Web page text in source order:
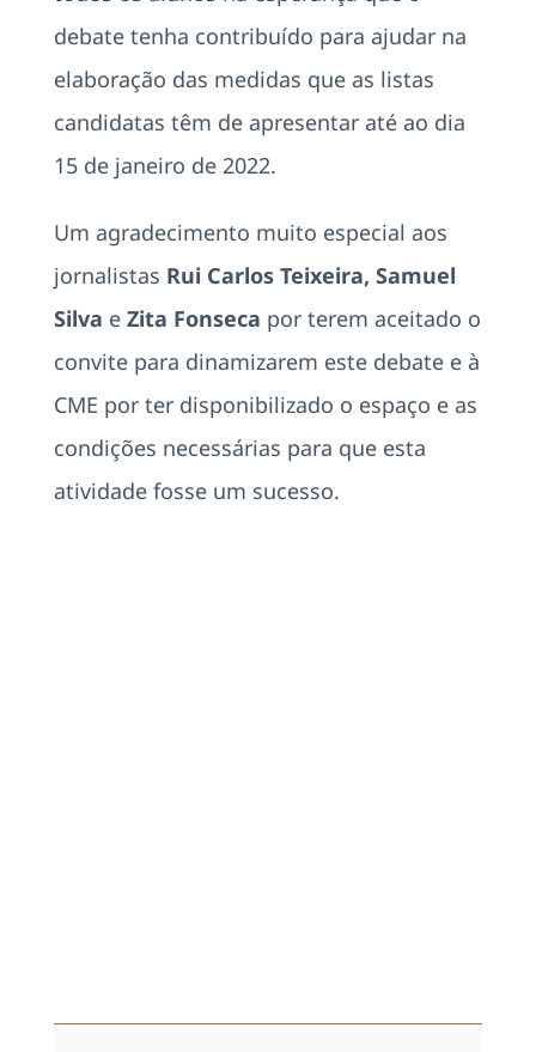
debate tenha contribuído para ajudar na
elaboração das medidas que as listas
candidatas têm de apresentar até ao dia
15 de janeiro de 2022.
Um agradecimento muito especial aos
jornalistas Rui Carlos Teixeira, Samuel
Silva e Zita Fonseca por terem aceitado o
convite para dinamizarem este debate e à
CME por ter disponibilizado o espaço e as
condições necessárias para que esta
atividade fosse um sucesso.